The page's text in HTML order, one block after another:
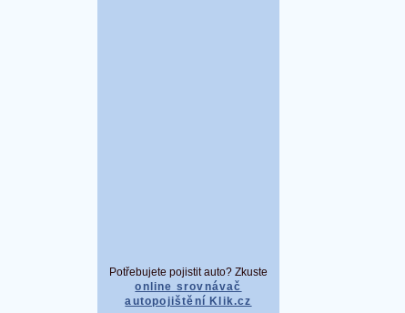
Potřebujete pojistit auto? Zkuste
online srovnávač
autopojištění Klik.cz